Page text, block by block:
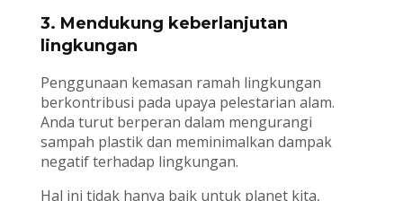
3. Mendukung keberlanjutan
lingkungan
Penggunaan kemasan ramah lingkungan
berkontribusi pada upaya pelestarian alam.
Anda turut berperan dalam mengurangi
sampah plastik dan meminimalkan dampak
negatif terhadap lingkungan.
Hal ini tidak hanya baik untuk planet kita,